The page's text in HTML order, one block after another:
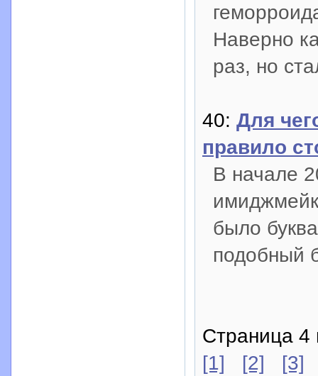
Наверно
раз, но
40: Для
правило
В начале
было
подобный
Страница 4
[1]
[2]
[3]